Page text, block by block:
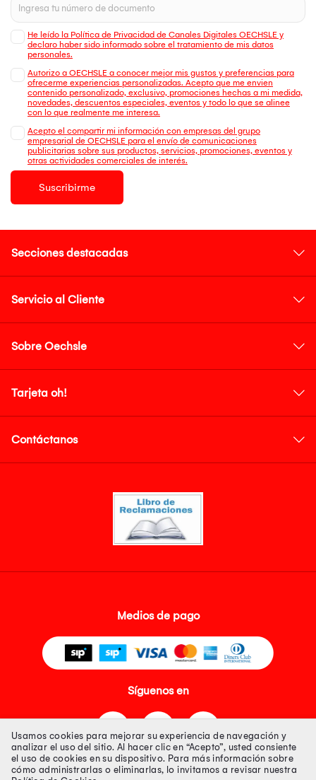
He leído la Política de Privacidad de Canales Digitales OECHSLE y
declaro haber sido informado sobre el tratamiento de mis datos
personales.
Autorizo a OECHSLE a conocer mejor mis gustos y preferencias para
ofrecerme experiencias personalizadas. Acepto que me envien
contenido personalizado, exclusivo, promociones hechas a mi medida,
novedades, descuentos especiales, eventos y todo lo que se alinee
con lo que realmente me interesa.
Acepto el compartir mi información con empresas del grupo
empresarial de OECHSLE para el envío de comunicaciones
publicitarias sobre sus productos, servicios, promociones, eventos y
otras actividades comerciales de interés.
Suscribirme
Secciones destacadas
Servicio al Cliente
Sobre Oechsle
Tarjeta oh!
Contáctanos
Medios de pago
Síguenos en
Usamos cookies para mejorar su experiencia de navegación y
analizar el uso del sitio. Al hacer clic en “Acepto”, usted consiente
el uso de cookies en su dispositivo. Para más información sobre
cómo administrarlas o eliminarlas, lo invitamos a revisar nuestra